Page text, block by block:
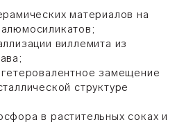
материалов на
виллемита из
замещение
структуре
в растительных соках и